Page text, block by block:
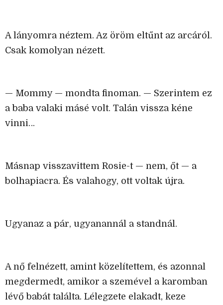
A lányomra néztem. Az öröm eltűnt az arcáról.
Csak komolyan nézett.
— Mommy — mondta finoman. — Szerintem ez
a baba valaki másé volt. Talán vissza kéne
vinni…
Másnap visszavittem Rosie-t — nem, őt — a
bolhapiacra. És valahogy, ott voltak újra.
Ugyanaz a pár, ugyanannál a standnál.
A nő felnézett, amint közelítettem, és azonnal
megdermedt, amikor a szemével a karomban
lévő babát találta. Lélegzete elakadt, keze